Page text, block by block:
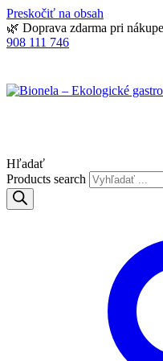
Preskočiť na obsah
🌿 Doprava zdarma pri
908 111 746
Hľadať
Products search